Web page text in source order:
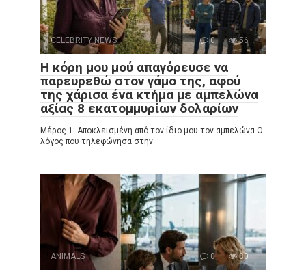
CELEBRITY NEWS 0 56
Η κόρη μου μού απαγόρευσε να
παρευρεθώ στον γάμο της, αφού
της χάρισα ένα κτήμα με αμπελώνα
αξίας 8 εκατομμυρίων δολαρίων
Μέρος 1: Αποκλεισμένη από τον ίδιο μου τον αμπελώνα Ο
λόγος που τηλεφώνησα στην
ANIMALS 0 80